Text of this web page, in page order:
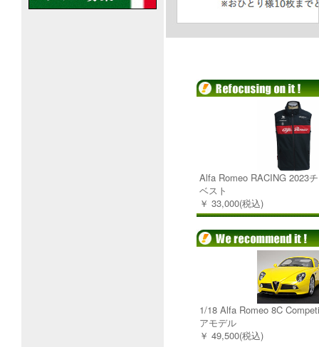
Alfa Romeo RACING 2023
ベスト
￥ 33,000(税込)
1/18 Alfa Romeo 8C
アモデル
￥ 49,500(税込)